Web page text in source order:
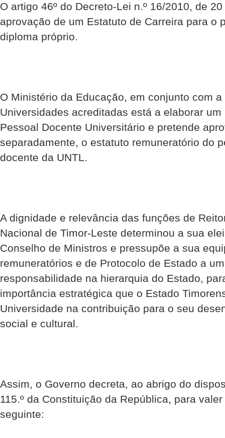
O artigo 46º do Decreto-Lei n.º 16/2010, de
aprovação de um Estatuto de Carreira para o
diploma próprio.
O Ministério da Educação, em conjunto com
Universidades acreditadas está a elaborar
Pessoal Docente Universitário e pretende
separadamente, o estatuto remuneratório do
docente da UNTL.
A dignidade e relevância das funções de
Nacional de Timor-Leste determinou a sua
Conselho de Ministros e pressupõe a sua
remuneratórios e de Protocolo de Estado a
responsabilidade na hierarquia do Estado,
importância estratégica que o Estado
Universidade na contribuição para o seu
social e cultural.
Assim, o Governo decreta, ao abrigo do
115.º da Constituição da República, para
seguinte: